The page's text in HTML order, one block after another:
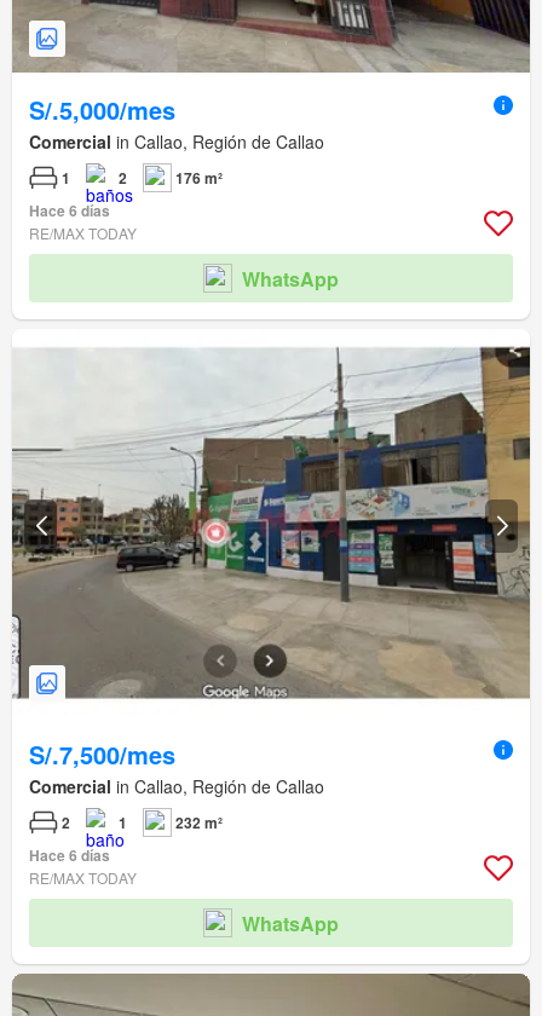
S/.5,000/mes
Comercial in Callao, Región de Callao
1 2
176 m²
Hace 6 días
RE/MAX TODAY
WhatsApp
S/.7,500/mes
Comercial in Callao, Región de Callao
2 1
232 m²
Hace 6 días
RE/MAX TODAY
WhatsApp